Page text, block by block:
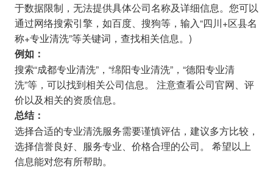
于数据限制，无法提供具体公司名称及详细信息。您可以
通过网络搜索引擎，如百度、搜狗等，输入“四川+区县名
称+专业清洗”等关键词，查找相关信息。)
例如：
搜索“成都专业清洗”，“绵阳专业清洗”，“德阳专业清
洗”等，可以找到相关公司信息。 注意查看公司官网、评
价以及相关的资质信息。
总结：
选择合适的专业清洗服务需要谨慎评估，建议多方比较，
选择信誉良好、服务专业、价格合理的公司。 希望以上
信息能对您有所帮助。